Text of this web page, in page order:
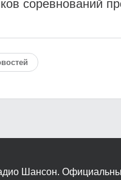
соревнований
Шансон.